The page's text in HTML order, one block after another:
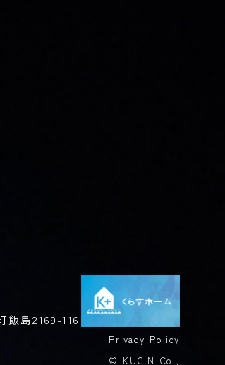
飯島2169-116
Privacy Policy
© KUGIN Co.,